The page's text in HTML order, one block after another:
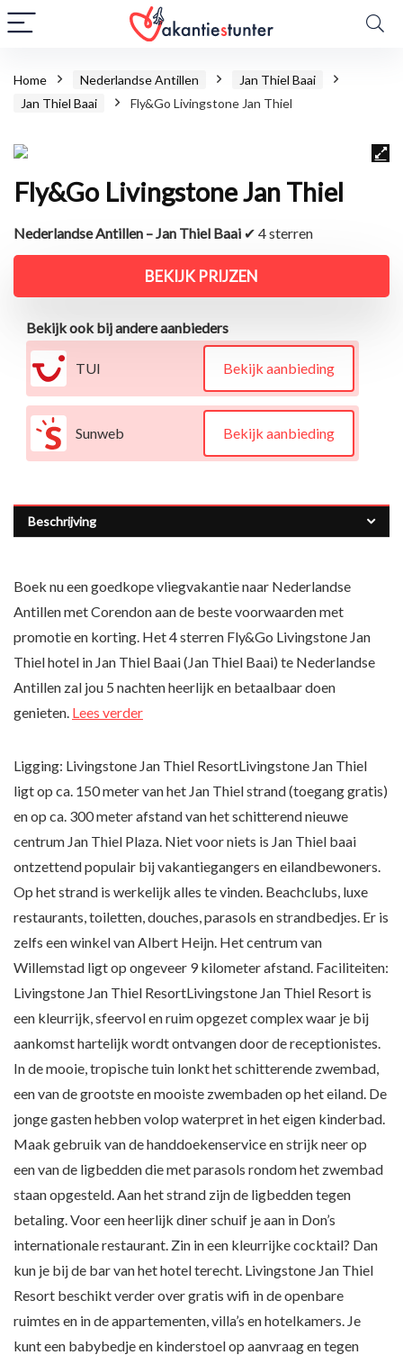
Home Nederlandse Antillen
Jan Thiel Baai
Jan Thiel Baai
Fly&Go Livingstone Jan Thiel
Fly&Go Livingstone Jan Thiel
Nederlandse Antillen – Jan Thiel Baai ✔ 4 sterren
BEKIJK PRIJZEN
Bekijk ook bij andere aanbieders
TUI Bekijk aanbieding
Sunweb Bekijk aanbieding
Beschrijving
Boek nu een goedkope vliegvakantie naar Nederlandse
Antillen met Corendon aan de beste voorwaarden met
promotie en korting. Het 4 sterren Fly&Go Livingstone Jan
Thiel hotel in Jan Thiel Baai (Jan Thiel Baai) te Nederlandse
Antillen zal jou 5 nachten heerlijk en betaalbaar doen
genieten. Lees verder
Ligging: Livingstone Jan Thiel ResortLivingstone Jan Thiel
ligt op ca. 150 meter van het Jan Thiel strand (toegang gratis)
en op ca. 300 meter afstand van het schitterend nieuwe
centrum Jan Thiel Plaza. Niet voor niets is Jan Thiel baai
ontzettend populair bij vakantiegangers en eilandbewoners.
Op het strand is werkelijk alles te vinden. Beachclubs, luxe
restaurants, toiletten, douches, parasols en strandbedjes. Er is
zelfs een winkel van Albert Heijn. Het centrum van
Willemstad ligt op ongeveer 9 kilometer afstand. Faciliteiten:
Livingstone Jan Thiel ResortLivingstone Jan Thiel Resort is
een kleurrijk, sfeervol en ruim opgezet complex waar je bij
aankomst hartelijk wordt ontvangen door de receptionistes.
In de mooie, tropische tuin lonkt het schitterende zwembad,
een van de grootste en mooiste zwembaden op het eiland. De
jonge gasten hebben volop waterpret in het eigen kinderbad.
Maak gebruik van de handdoekenservice en strijk neer op
een van de ligbedden die met parasols rondom het zwembad
staan opgesteld. Aan het strand zijn de ligbedden tegen
betaling. Voor een heerlijk diner schuif je aan in Don’s
internationale restaurant. Zin in een kleurrijke cocktail? Dan
kun je bij de bar van het hotel terecht. Livingstone Jan Thiel
Resort beschikt verder over gratis wifi in de openbare
ruimtes en in de appartementen, villa’s en hotelkamers. Je
kunt een babybedje en kinderstoel op aanvraag en tegen